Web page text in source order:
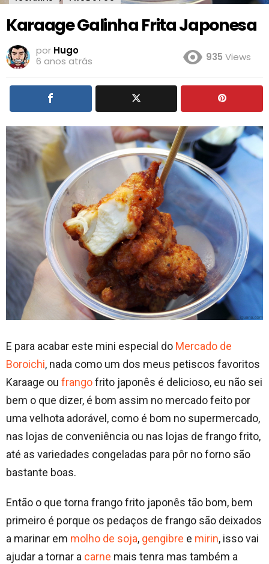
Karaage Galinha Frita Japonesa
por Hugo
6 anos atrás
935 Views
E para acabar este mini especial do Mercado de
Boroichi, nada como um dos meus petiscos favoritos
Karaage ou frangofrito japonês é delicioso, eu não sei
bem o que dizer, é bom assim no mercado feito por
uma velhota adorável, como é bom no supermercado,
nas lojas de conveniência ou nas lojas de frango frito,
até as variedades congeladas para pôr no forno são
bastante boas.
Então o que torna frango frito japonês tão bom, bem
primeiro é porque os pedaços de frango são deixados
a marinar em molho de soja, gengibre e mirin, isso vai
ajudar a tornar a carne mais tenra mas também a